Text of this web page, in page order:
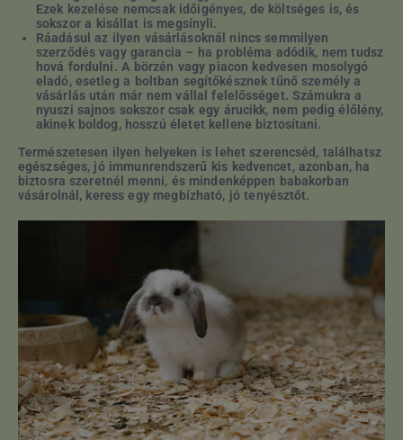
Ezek kezelése nemcsak időigényes, de költséges is, és
sokszor a kisállat is megsínyli.
Ráadásul az ilyen vásárlásoknál nincs semmilyen
szerződés vagy garancia – ha probléma adódik, nem tudsz
hová fordulni. A börzén vagy piacon kedvesen mosolygó
eladó, esetleg a boltban segítőkésznek tűnő személy a
vásárlás után már nem vállal felelősséget. Számukra a
nyuszi sajnos sokszor csak egy árucikk, nem pedig élőlény,
akinek boldog, hosszú életet kellene biztosítani.
Természetesen ilyen helyeken is lehet szerencséd, találhatsz
egészséges, jó immunrendszerű kis kedvencet, azonban, ha
biztosra szeretnél menni, és mindenképpen babakorban
vásárolnál, keress egy megbízható, jó tenyésztőt.